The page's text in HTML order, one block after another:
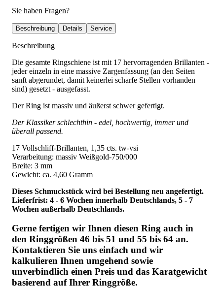
Sie haben Fragen?
Beschreibung Details Service
Beschreibung
Die gesamte Ringschiene ist mit 17 hervorragenden Brillanten -
jeder einzeln in eine massive Zargenfassung (an den Seiten
sanft abgerundet, damit keinerlei scharfe Stellen vorhanden
sind) gesetzt - ausgefasst.
Der Ring ist massiv und äußerst schwer gefertigt.
Der Klassiker schlechthin - edel, hochwertig, immer und
überall passend.
17 Vollschliff-Brillanten, 1,35 cts. tw-vsi
Verarbeitung: massiv Weißgold-750/000
Breite: 3 mm
Gewicht: ca. 4,60 Gramm
Dieses Schmuckstück wird bei Bestellung neu angefertigt.
Lieferfrist: 4 - 6 Wochen innerhalb Deutschlands, 5 - 7
Wochen außerhalb Deutschlands.
Gerne fertigen wir Ihnen diesen Ring auch in
den Ringgrößen 46 bis 51 und 55 bis 64 an.
Kontaktieren Sie uns einfach und wir
kalkulieren Ihnen umgehend sowie
unverbindlich einen Preis und das Karatgewicht
basierend auf Ihrer Ringgröße.